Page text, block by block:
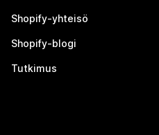
Shopify-yhteisö
Shopify-blogi
Tutkimus